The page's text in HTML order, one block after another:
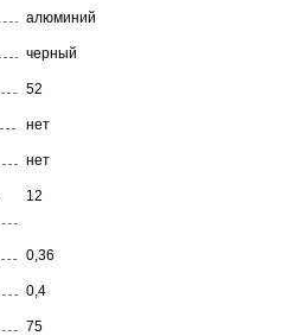
алюминий
черный
52
нет
нет
12
0,36
0,4
75